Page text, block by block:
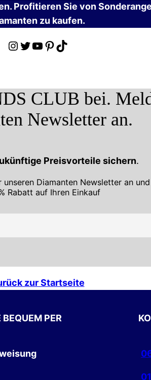
Profitieren Sie von
zu kaufen.
Instagram
Twitter
YouTube
Pinterest
TikTok
CLUB bei.
Newsletter an.
Preisvorteile sichern.
Diamanten Newsletter an und
Rabatt auf Ihren Einkauf
zur Startseite
PER